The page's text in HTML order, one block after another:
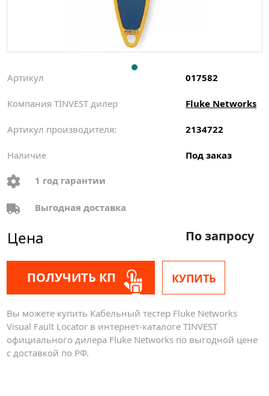
Артикул 017582
Компания TINVEST дилер Fluke Networks
Артикул производителя: 2134722
Наличие Под заказ
1 год гарантии
Выгодная доставка
Цена По запросу
ПОЛУЧИТЬ КП КУПИТЬ
Вы можете купить Кабельный тестер Fluke Networks
Visual Fault Locator в интернет-каталоге TINVEST
официального дилера Fluke Networks по выгодной цене
с доставкой по РФ.